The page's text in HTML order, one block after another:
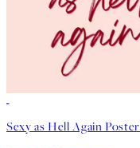
Sexy as Hell Again Poster